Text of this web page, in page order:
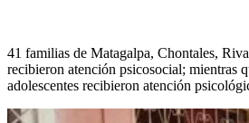
41 familias de Matagalpa, Chontales,
recibieron atención psicosocial; mientras
adolescentes recibieron atención